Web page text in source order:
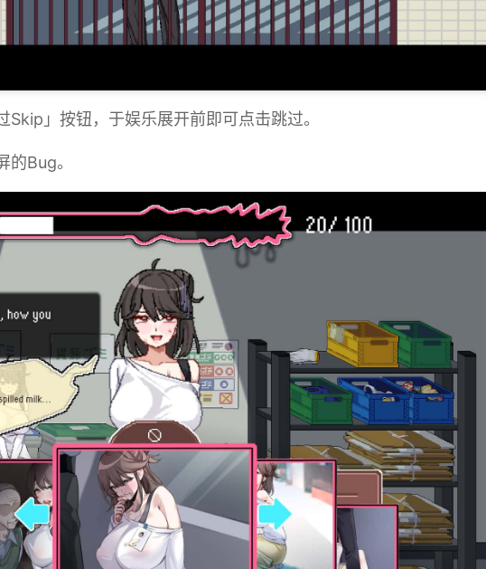
」按钮，于娱乐展开前即可点击跳过。
Bug。